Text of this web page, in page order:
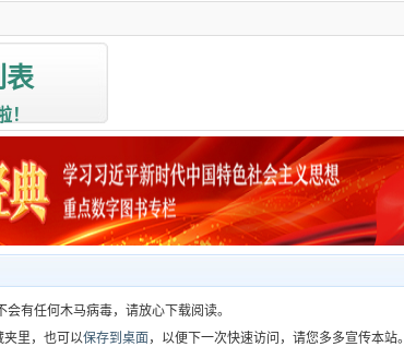
表
！
有任何木马病毒，请放心下载阅读。
夹里，也可以保存到桌面 ，以便下一次快速访问，请您多多宣传本站。